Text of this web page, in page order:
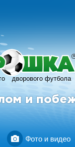
дворового футбола
R
и
Фото и видео